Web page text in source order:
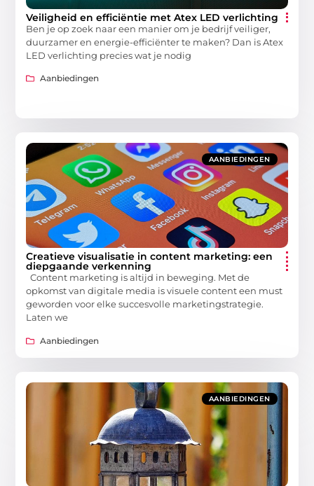
Veiligheid en efficiëntie met Atex LED verlichting
Ben je op zoek naar een manier om je bedrijf veiliger,
duurzamer en energie-efficiënter te maken? Dan is Atex
LED verlichting precies wat je nodig
Aanbiedingen
AANBIEDINGEN
Creatieve visualisatie in content marketing: een
diepgaande verkenning
Content marketing is altijd in beweging. Met de
opkomst van digitale media is visuele content een must
geworden voor elke succesvolle marketingstrategie.
Laten we
Aanbiedingen
AANBIEDINGEN